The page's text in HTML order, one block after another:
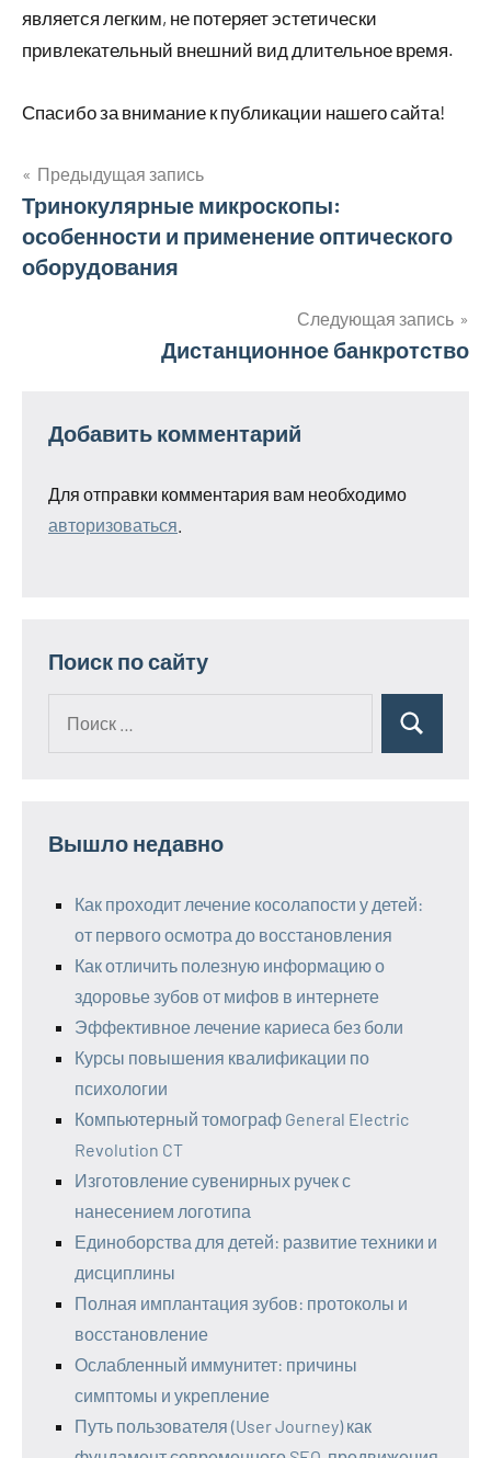
является легким, не потеряет эстетически
привлекательный внешний вид длительное время.
Спасибо за внимание к публикации нашего сайта!
Навигация
по
Предыдущая запись
Тринокулярные микроскопы:
особенности и применение оптического
оборудования
Следующая запись
Дистанционное банкротство
Добавить комментарий
Для отправки комментария вам необходимо
авторизоваться
Поиск по сайту
Поиск
Вышло недавно
Как проходит лечение косолапости у детей:
от первого осмотра до восстановления
Как отличить полезную информацию о
здоровье зубов от мифов в интернете
Эффективное лечение кариеса без боли
Курсы повышения квалификации по
психологии
Компьютерный томограф General Electric
Revolution CT
Изготовление сувенирных ручек с
нанесением логотипа
Единоборства для детей: развитие техники и
дисциплины
Полная имплантация зубов: протоколы и
восстановление
Ослабленный иммунитет: причины
симптомы и укрепление
Путь пользователя (User Journey) как